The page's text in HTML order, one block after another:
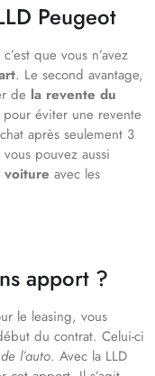
Peugeot
que vous n’avez
. Le second avantage,
de la revente du
éviter une revente
après seulement 3
pouvez aussi
voiture avec les
apport ?
le leasing, vous
du contrat. Celui-ci
l’auto. Avec la LLD